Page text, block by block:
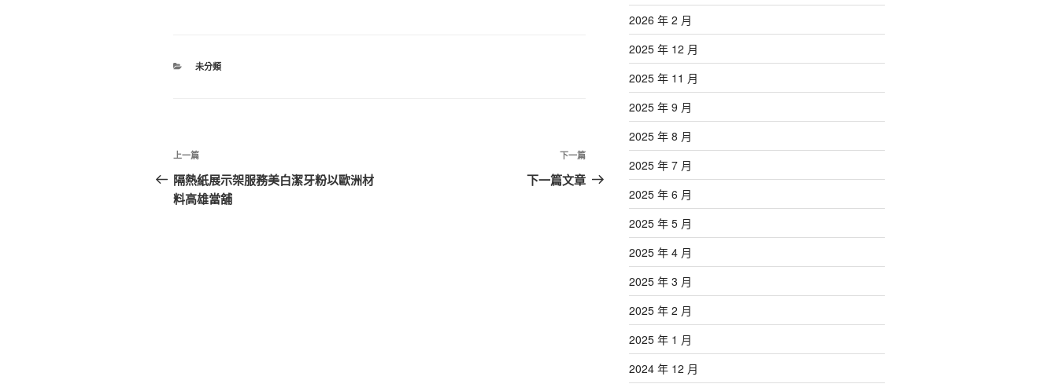
分
未分類
文
章
導
上
一
篇
上一篇
隔熱紙展示架服務美白潔牙粉以歐洲材
料高雄當舖
下
一
下一篇
下一篇文章
2026 年 2 月
2025 年 12 月
2025 年 11 月
2025 年 9 月
2025 年 8 月
2025 年 7 月
2025 年 6 月
2025 年 5 月
2025 年 4 月
2025 年 3 月
2025 年 2 月
2025 年 1 月
2024 年 12 月